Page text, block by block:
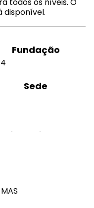
disponível.
Fundação
Sede
MAS